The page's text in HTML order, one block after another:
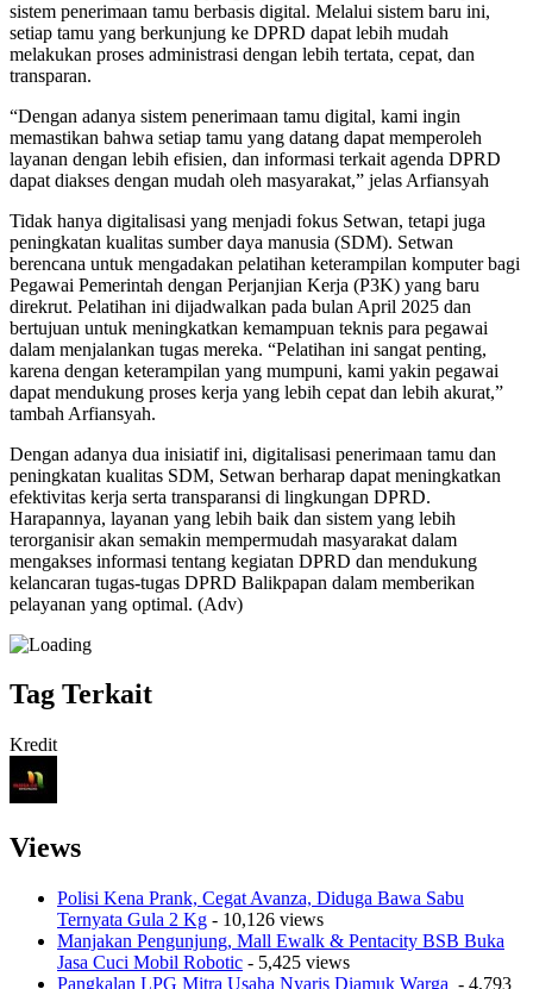
sistem penerimaan tamu berbasis digital. Melalui sistem baru ini,
setiap tamu yang berkunjung ke DPRD dapat lebih mudah
melakukan proses administrasi dengan lebih tertata, cepat, dan
transparan.
“Dengan adanya sistem penerimaan tamu digital, kami ingin
memastikan bahwa setiap tamu yang datang dapat memperoleh
layanan dengan lebih efisien, dan informasi terkait agenda DPRD
dapat diakses dengan mudah oleh masyarakat,” jelas Arfiansyah
Tidak hanya digitalisasi yang menjadi fokus Setwan, tetapi juga
peningkatan kualitas sumber daya manusia (SDM). Setwan
berencana untuk mengadakan pelatihan keterampilan komputer bagi
Pegawai Pemerintah dengan Perjanjian Kerja (P3K) yang baru
direkrut. Pelatihan ini dijadwalkan pada bulan April 2025 dan
bertujuan untuk meningkatkan kemampuan teknis para pegawai
dalam menjalankan tugas mereka. “Pelatihan ini sangat penting,
karena dengan keterampilan yang mumpuni, kami yakin pegawai
dapat mendukung proses kerja yang lebih cepat dan lebih akurat,”
tambah Arfiansyah.
Dengan adanya dua inisiatif ini, digitalisasi penerimaan tamu dan
peningkatan kualitas SDM, Setwan berharap dapat meningkatkan
efektivitas kerja serta transparansi di lingkungan DPRD.
Harapannya, layanan yang lebih baik dan sistem yang lebih
terorganisir akan semakin mempermudah masyarakat dalam
mengakses informasi tentang kegiatan DPRD dan mendukung
kelancaran tugas-tugas DPRD Balikpapan dalam memberikan
pelayanan yang optimal. (Adv)
Tag Terkait
Kredit
Views
Polisi Kena Prank, Cegat Avanza, Diduga Bawa Sabu
Ternyata Gula 2 Kg - 10,126 views
Manjakan Pengunjung, Mall Ewalk & Pentacity BSB Buka
Jasa Cuci Mobil Robotic - 5,425 views
Pangkalan LPG Mitra Usaha Nyaris Diamuk Warga - 4,793